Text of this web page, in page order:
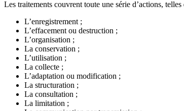
Les traitements couvrent toute une série d’actions,
L’enregistrement ;
L’effacement ou destruction ;
L’organisation ;
La conservation ;
L’utilisation ;
La collecte ;
L’adaptation ou modification ;
La structuration ;
La consultation ;
La limitation ;